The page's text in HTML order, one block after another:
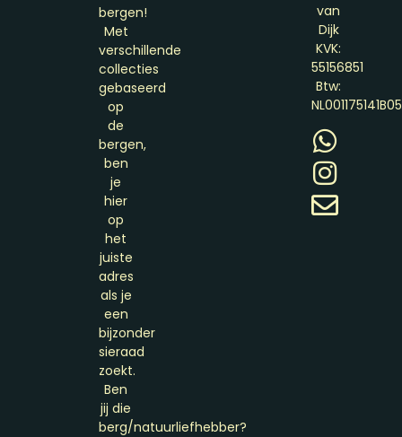
bergen!
Met
verschillende
collecties
gebaseerd
op
de
bergen,
ben
je
hier
op
het
juiste
adres
als je
een
bijzonder
sieraad
zoekt.
Ben
jij die
berg/natuurliefhebber?
van
Dijk
KVK:
55156851
Btw:
NL001175141B05